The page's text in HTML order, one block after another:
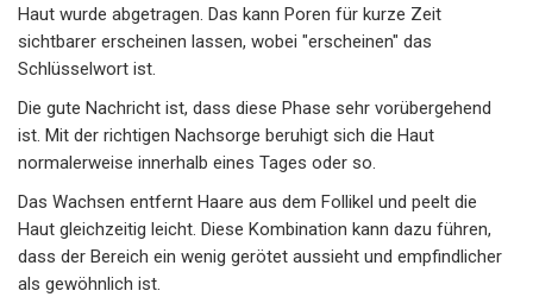
Haut wurde abgetragen. Das kann Poren für kurze Zeit
sichtbarer erscheinen lassen, wobei "erscheinen" das
Schlüsselwort ist.
Die gute Nachricht ist, dass diese Phase sehr vorübergehend
ist. Mit der richtigen Nachsorge beruhigt sich die Haut
normalerweise innerhalb eines Tages oder so.
Das Wachsen entfernt Haare aus dem Follikel und peelt die
Haut gleichzeitig leicht. Diese Kombination kann dazu führen,
dass der Bereich ein wenig gerötet aussieht und empfindlicher
als gewöhnlich ist.